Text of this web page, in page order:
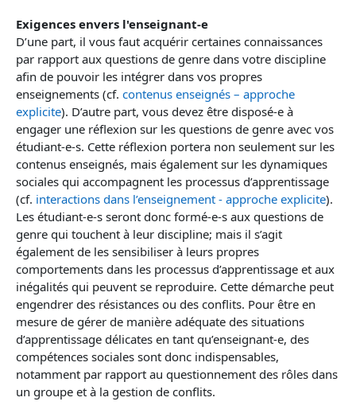
Exigences envers l'enseignant-e
D’une part, il vous faut acquérir certaines connaissances
par rapport aux questions de genre dans votre discipline
afin de pouvoir les intégrer dans vos propres
enseignements (cf. contenus enseignés – approche
explicite). D’autre part, vous devez être disposé-e à
engager une réflexion sur les questions de genre avec vos
étudiant-e-s. Cette réflexion portera non seulement sur les
contenus enseignés, mais également sur les dynamiques
sociales qui accompagnent les processus d’apprentissage
(cf. interactions dans l’enseignement - approche explicite).
Les étudiant-e-s seront donc formé-e-s aux questions de
genre qui touchent à leur discipline; mais il s’agit
également de les sensibiliser à leurs propres
comportements dans les processus d’apprentissage et aux
inégalités qui peuvent se reproduire. Cette démarche peut
engendrer des résistances ou des conflits. Pour être en
mesure de gérer de manière adéquate des situations
d’apprentissage délicates en tant qu’enseignant-e, des
compétences sociales sont donc indispensables,
notamment par rapport au questionnement des rôles dans
un groupe et à la gestion de conflits.